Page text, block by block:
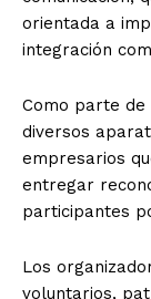
orientada a
integración
Como parte
diversos
empresarios
entregar
participantes
Los
voluntarios,